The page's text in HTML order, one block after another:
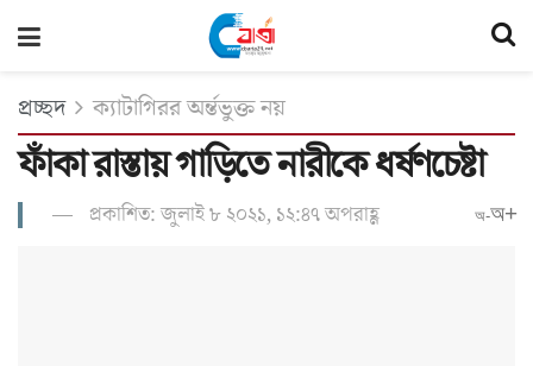
প্রচ্ছদ ক্যাটাগিরর অর্ন্তভুক্ত নয়
ফাঁকা রাস্তায় গাড়িতে নারীকে ধর্ষণচেষ্টা
প্রকাশিত: জুলাই ৮ ২০২১, ১২:৪৭ অপরাহ্ণ অ-অ+